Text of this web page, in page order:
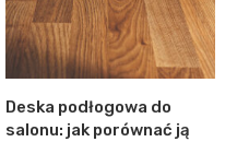
Deska podłogowa do
salonu: jak porównać ją